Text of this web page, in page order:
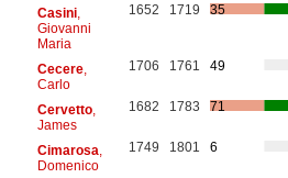
Casini,
Giovanni
Maria
1652 1719 35
Cecere,
Carlo
1706 1761 49
Cervetto,
James
1682 1783 71
Cimarosa
Domenico
1749 1801 6